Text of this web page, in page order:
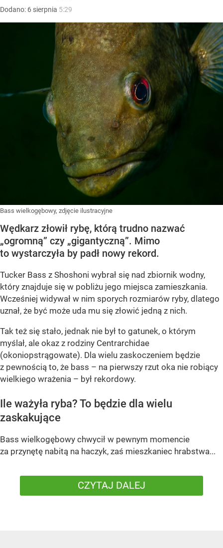
Dodano: 6 sierpnia 5:29
Bass wielkogębowy, zdjęcie ilustracyjne
Wędkarz złowił rybę, którą trudno nazwać
„ogromną” czy „gigantyczną”. Mimo
to wystarczyła by padł nowy rekord.
Tucker Bass z Shoshoni wybrał się nad zbiornik wodny,
który znajduje się w pobliżu jego miejsca zamieszkania.
Wcześniej widywał w nim sporych rozmiarów ryby, dlatego
uznał, że być może uda mu się złowić jedną z nich.
Tak też się stało, jednak nie był to gatunek, o którym
myślał, ale okaz z rodziny Centrarchidae
(okoniopstrągowate). Dla wielu zaskoczeniem będzie
z pewnością to, że bass – na pierwszy rzut oka nie robiący
wielkiego wrażenia – był rekordowy.
Ile ważyła ryba? To będzie dla wielu
zaskakujące
Bass wielkogębowy chwycił w pewnym momencie
za przynętę nabitą na haczyk, zaś mieszkaniec hrabstwa...
CZYTAJ DALEJ